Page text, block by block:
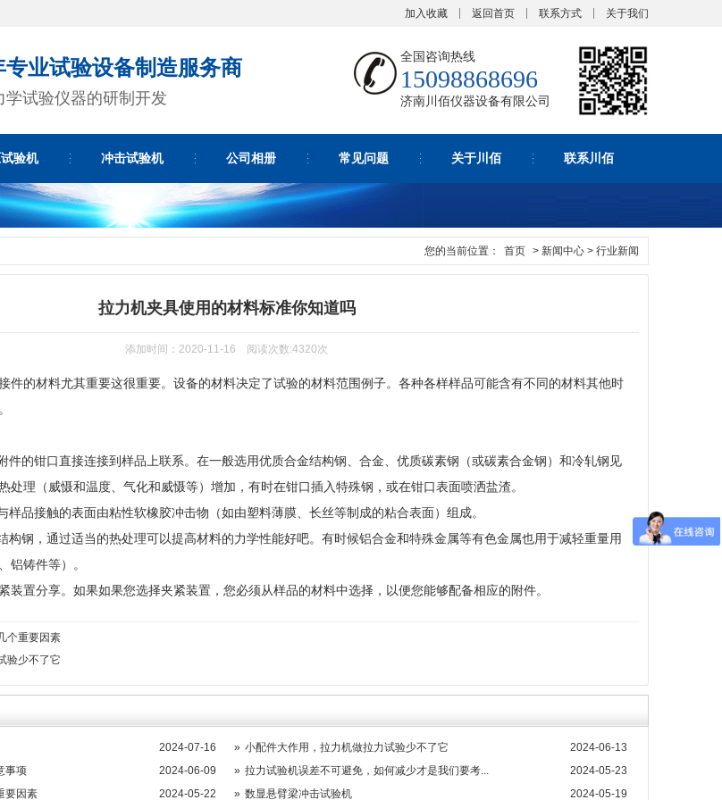
加入收藏 返回首页 联系方式 关于我们
专业试验设备制造服务商
学试验仪器的研制开发
全国咨询热线
15098868696
济南川佰仪器设备有限公司
验机 冲击试验机 公司相册 常见问题 关于川佰 联系川佰
您的当前位置： 首页 > 新闻中心 > 行业新闻
拉力机夹具使用的材料标准你知道吗
添加时间：2020-11-16 阅读次数:4320次
件的材料尤其重要这很重要。设备的材料决定了试验的材料范围例子。各种各样样品可能含有不同的材料其他时
件的钳口直接连接到样品上联系。在一般选用优质合金结构钢、合金、优质碳素钢（或碳素合金钢）和冷轧钢见
处理（威慑和温度、气化和威慑等）增加，有时在钳口插入特殊钢，或在钳口表面喷洒盐渣。
样品接触的表面由粘性软橡胶冲击物（如由塑料薄膜、长丝等制成的粘合表面）组成。
构钢，通过适当的热处理可以提高材料的力学性能好吧。有时候铝合金和特殊金属等有色金属也用于减轻重量用
铝铸件等）。
装置分享。如果如果您选择夹紧装置，您必须从样品的材料中选择，以便您能够配备相应的附件。
个重要因素
验少不了它
2024-07-16 2024-06-13
» 小配件大作用，拉力机做拉力试验少不了它
2024-06-09
事项 2024-05-23
» 拉力试验机误差不可避免，如何减少才是我们要考...
2024-05-22
要因素 2024-05-19
» 数显悬臂梁冲击试验机